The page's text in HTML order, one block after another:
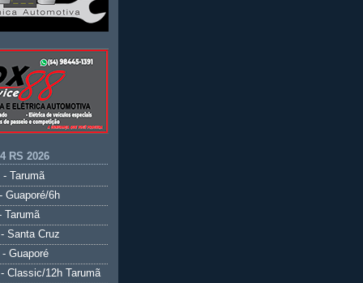
RS 2026
- Tarumã
Guaporé/6h
Tarumã
Santa Cruz
Guaporé
Classic/12h Tarumã